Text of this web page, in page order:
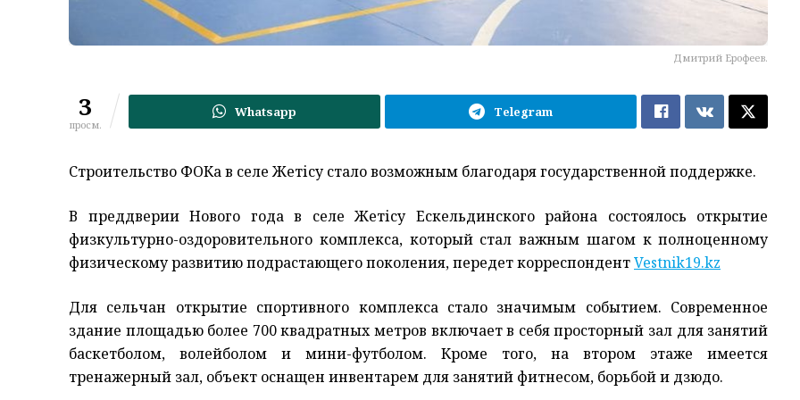
Дмитрий Ерофеев.
3
просм.
Whatsapp Telegram
Строительство ФОКа в селе Жетісу стало возможным благодаря государственной поддержке.
В преддверии Нового года в селе Жетісу Ескельдинского района состоялось открытие
физкультурно-оздоровительного комплекса, который стал важным шагом к полноценному
физическому развитию подрастающего поколения, передет корреспондентVestnik19.kz
Для сельчан открытие спортивного комплекса стало значимым событием. Современное
здание площадью более 700 квадратных метров включает в себя просторный зал для занятий
баскетболом, волейболом и мини-футболом. Кроме того, на втором этаже имеется
тренажерный зал, объект оснащен инвентарем для занятий фитнесом, борьбой и дзюдо.